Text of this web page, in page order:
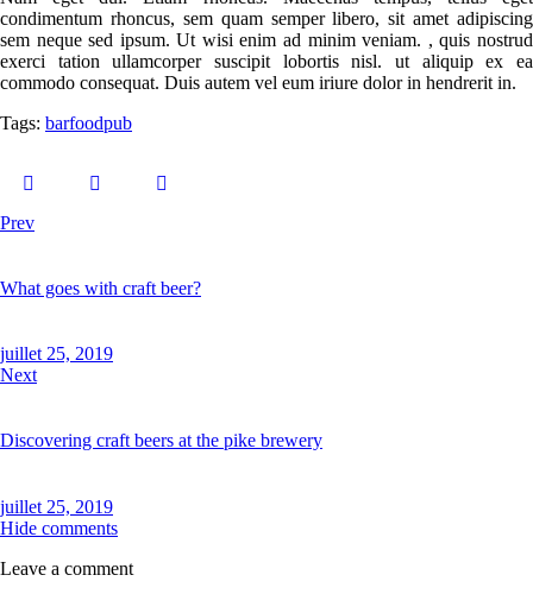
condimentum rhoncus, sem quam semper libero, sit amet adipiscing
sem neque sed ipsum. Ut wisi enim ad minim veniam. , quis nostrud
exerci tation ullamcorper suscipit lobortis nisl. ut aliquip ex ea
commodo consequat. Duis autem vel eum iriure dolor in hendrerit in.
Tags: barfoodpub
Prev
What goes with craft beer?
juillet 25, 2019
Next
Discovering craft beers at the pike brewery
juillet 25, 2019
Hide comments
Leave a comment